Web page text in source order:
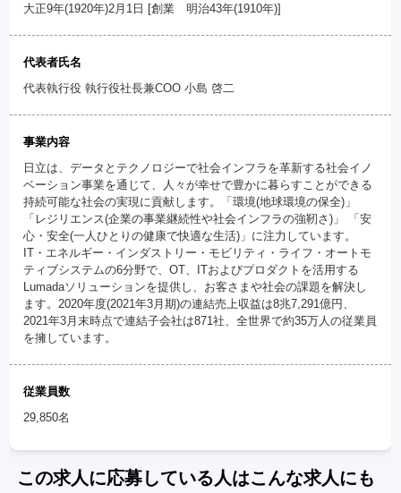
大正9年(1920年)2月1日 [創業 明治43年(1910年)]
代表者氏名
代表執行役 執行役社長兼COO 小島 啓二
事業内容
日立は、データとテクノロジーで社会インフラを革新する社会イノ
ベーション事業を通じて、人々が幸せで豊かに暮らすことができる
持続可能な社会の実現に貢献します。「環境(地球環境の保全)」
「レジリエンス(企業の事業継続性や社会インフラの強靭さ)」 「安
心・安全(一人ひとりの健康で快適な生活)」に注力しています。
IT・エネルギー・インダストリー・モビリティ・ライフ・オートモ
ティブシステムの6分野で、OT、ITおよびプロダクトを活用する
Lumadaソリューションを提供し、お客さまや社会の課題を解決し
ます。2020年度(2021年3月期)の連結売上収益は8兆7,291億円、
2021年3月末時点で連結子会社は871社、全世界で約35万人の従業員
を擁しています。
従業員数
29,850名
この求人に応募している人はこんな求人にも